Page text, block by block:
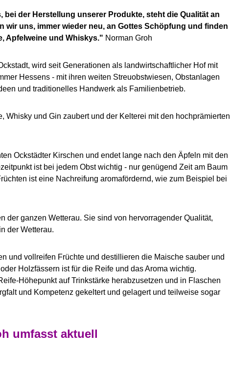
der Herstellung unserer Produkte, steht die Qualität an
wir uns, immer wieder neu, an Gottes Schöpfung und finden
Apfelweine und Whiskys." Norman Groh
wird seit Generationen als landwirtschaftlicher Hof mit
Hessens - mit ihren weiten Streuobstwiesen, Obstanlagen
und traditionelles Handwerk als Familienbetrieb.
Whisky und Gin zaubert und der Kelterei mit den hochprämierten
Ockstädter Kirschen und endet lange nach den Äpfeln mit den
ist bei jedem Obst wichtig - nur genügend Zeit am Baum
ist eine Nachreifung aromafördernd, wie zum Beispiel bei
der ganzen Wetterau. Sie sind von hervorragender Qualität,
der Wetterau.
und vollreifen Früchte und destillieren die Maische sauber und
Holzfässern ist für die Reife und das Aroma wichtig.
Höhepunkt auf Trinkstärke herabzusetzen und in Flaschen
und Kompetenz gekeltert und gelagert und teilweise sogar
umfasst aktuell